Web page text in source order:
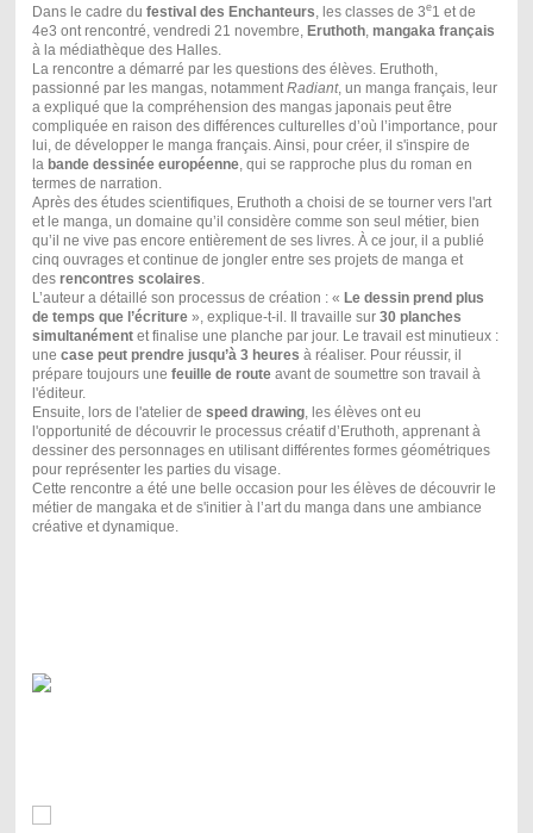
Dans le cadre du festival des Enchanteurs , les classes de 3e1 et de
4e3 ont rencontré, vendredi 21 novembre, Eruthoth, mangaka français
à la médiathèque des Halles.
La rencontre a démarré par les questions des élèves. Eruthoth,
passionné par les mangas, notamment Radiant, un manga français, leur
a expliqué que la compréhension des mangas japonais peut être
compliquée en raison des différences culturelles d’où l’importance, pour
lui, de développer le manga français. Ainsi, pour créer, il s'inspire de
la bande dessinée européenne, qui se rapproche plus du roman en
termes de narration.
Après des études scientifiques, Eruthoth a choisi de se tourner vers l'art
et le manga, un domaine qu’il considère comme son seul métier, bien
qu’il ne vive pas encore entièrement de ses livres. À ce jour, il a publié
cinq ouvrages et continue de jongler entre ses projets de manga et
des rencontres scolaires
L’auteur a détaillé son processus de création : « Le dessin prend plus
de temps que l’écriture», explique-t-il. Il travaille sur 30 planches
simultanémentet finalise une planche par jour. Le travail est minutieux :
une case peut prendre jusqu’à 3 heures à réaliser. Pour réussir, il
prépare toujours une feuille de routeavant de soumettre son travail à
l'éditeur.
Ensuite, lors de l'atelier de speed drawing, les élèves ont eu
l'opportunité de découvrir le processus créatif d’Eruthoth, apprenant à
dessiner des personnages en utilisant différentes formes géométriques
pour représenter les parties du visage.
Cette rencontre a été une belle occasion pour les élèves de découvrir le
métier de mangaka et de s'initier à l’art du manga dans une ambiance
créative et dynamique.